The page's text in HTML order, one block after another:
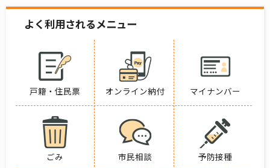
よく利用されるメニュー
戸籍・住民票 オンライン納付 マイナンバー
ごみ 市民相談 予防接種